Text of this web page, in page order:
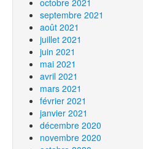
octobre 2021
septembre 2021
août 2021
juillet 2021
juin 2021
mai 2021
avril 2021
mars 2021
février 2021
janvier 2021
décembre 2020
novembre 2020